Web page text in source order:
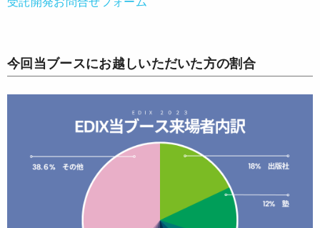
今回当ブースにお越しいただいた方の割合